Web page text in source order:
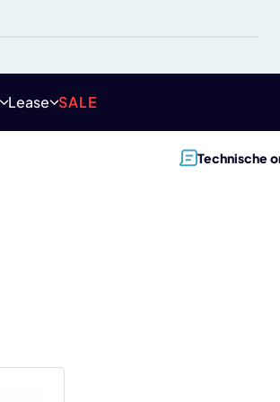
Lease SALE
Technische